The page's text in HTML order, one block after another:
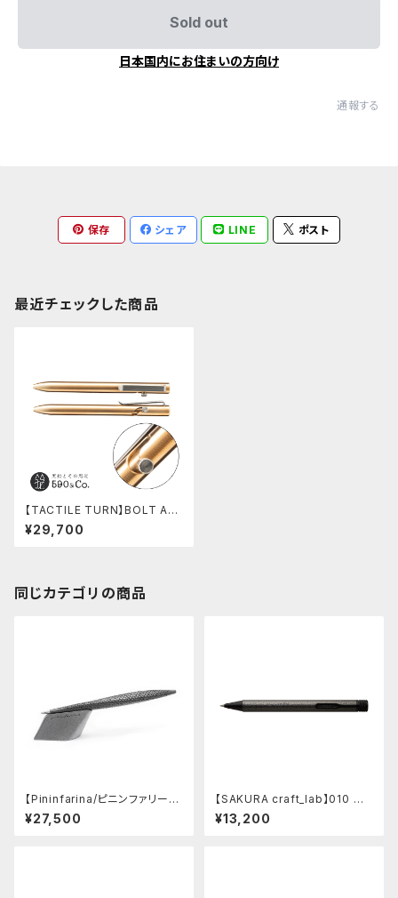
Sold out
日本国内にお住まいの方向け
通報する
保存 シェア LINE ポスト
最近チェックした商品
【TACTILE TURN】BOLT AC
TION PEN ショート(ブロンズ)
¥29,700
同じカテゴリの商品
【Pininfarina/ピニンファリー
ナ】Speedform (チタン)
¥27,500
【SAKURA craft_lab】010 ゲ
ルインキボールペン (ハンマート
ーン チャコール)
¥13,200